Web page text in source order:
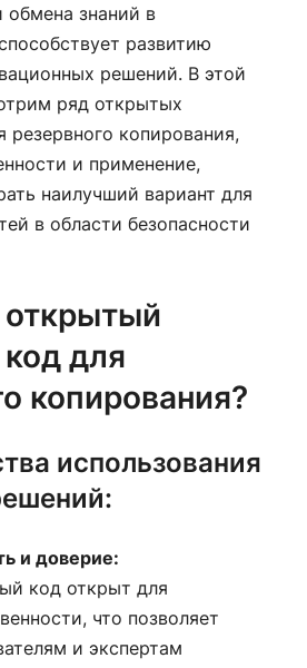
обмена знаний в
развитию
решений. В этой
ряд открытых
резервного копирования,
и применение,
наилучший вариант для
в области безопасности
для
копирования?
использования
и доверие:
код открыт для
что позволяет
и экспертам